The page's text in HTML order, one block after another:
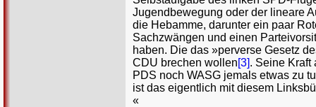
Jugendbewegung oder der lineare
die Hebamme, darunter ein paar
Sachzwängen und einen
haben. Die das »perverse Gesetz
CDU brechen wollen[3]. Seine Kraft
PDS noch WASG jemals etwas zu
ist das eigentlich mit diesem
«